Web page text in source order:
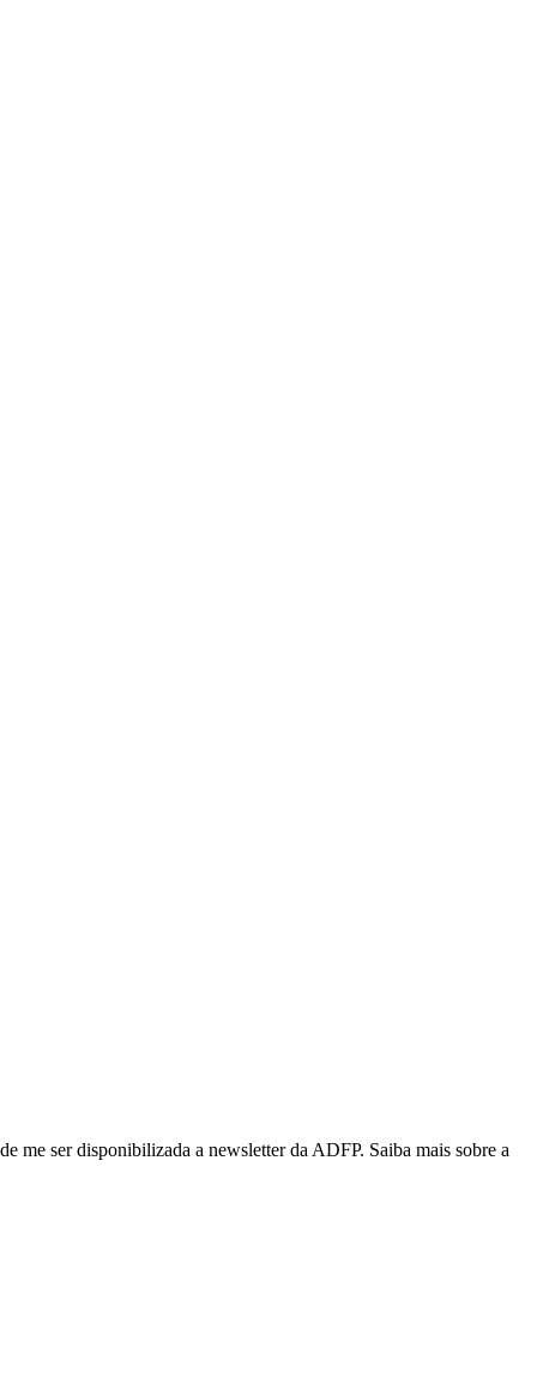
me ser disponibilizada a newsletter da ADFP. Saiba mais sobre a